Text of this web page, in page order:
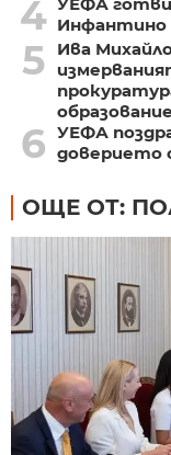
4 Инфантино
5
Ива
образование
6 УЕФА
ОЩЕ ОТ: